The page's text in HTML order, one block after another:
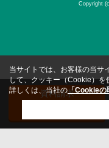
Copyright
資料請求
当サイトでは、お客様の当サ
して、クッキー（Cookie）を
詳しくは、当社の「Cookieの